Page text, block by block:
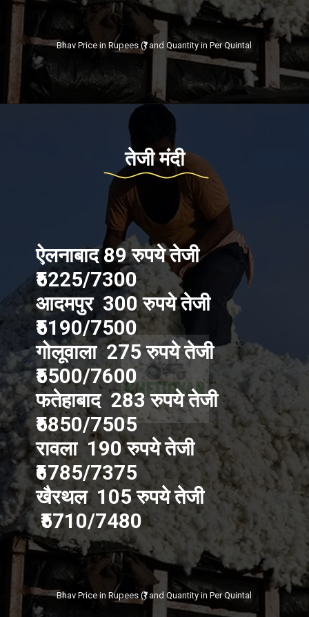
Bhav Price in Rupees (₹) and Quantity in Per Quintal
तेजी मंदी
ऐलनाबाद 89 रुपये तेजी
₹5225/7300
आदमपुर 300 रुपये तेजी
₹5190/7500
गोलूवाला 275 रुपये तेजी
₹5500/7600
फतेहाबाद 283 रुपये तेजी
₹5850/7505
रावला 190 रुपये तेजी
₹6785/7375
खैरथल 105 रुपये तेजी
₹5710/7480
Bhav Price in Rupees (₹) and Quantity in Per Quintal